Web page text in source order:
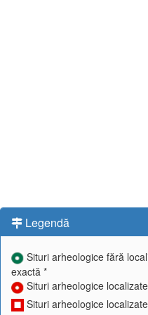
Legendă
Situri arheologice fără
exactă *
Situri arheologice
Situri arheologice